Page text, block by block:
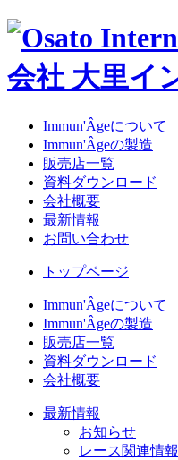
Immun'Âgeについて
Immun'Âgeの製造
販売店一覧
資料ダウンロード
会社概要
最新情報
お問い合わせ
トップページ
Immun'Âgeについて
Immun'Âgeの製造
販売店一覧
資料ダウンロード
会社概要
最新情報
お知らせ
レース関連情報